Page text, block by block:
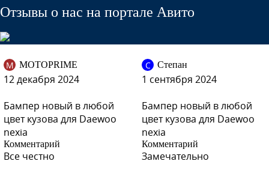
GVL - DESERT BEIGE (Сахара) (c 2010)
11U/10L - GALAXY WHITE, CASABLANCA WHITE (Белая
Касабланка) (СОЛИД)
35U, 2WU - MINT GREEN
39U - TROPIC GREEN
51U - GOLDEN YELLOW
60U - BRIGHTON GOLD
87U - PEARL BLACK
95U - DOVE SILVER
Отзывы о нас на портале Авито
M MOTOPRIME
12 декабря 2024
Бампер новый в любой
цвет кузова для Daewoo
nexia
Комментарий
Все честно
С Степан
1 сентября 2024
Бампер новый в любой
цвет кузова для Daewoo
nexia
Комментарий
Замечательно